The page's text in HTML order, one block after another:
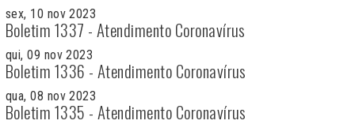
sex, 10 nov 2023
Boletim 1337 - Atendimento Coronavírus
qui, 09 nov 2023
Boletim 1336 - Atendimento Coronavírus
qua, 08 nov 2023
Boletim 1335 - Atendimento Coronavírus